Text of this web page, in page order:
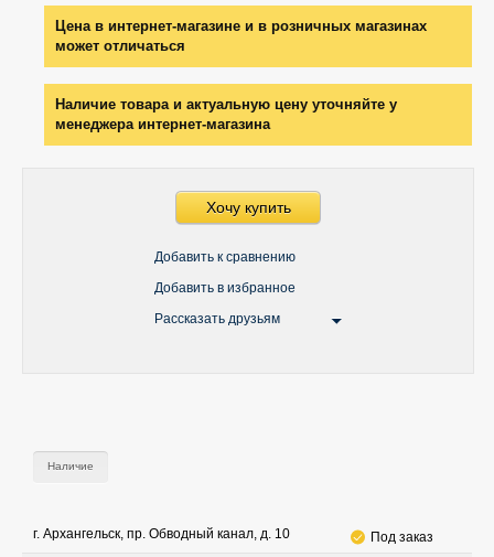
Цена в интернет-магазине и в розничных магазинах
может отличаться
Наличие товара и актуальную цену уточняйте у
менеджера интернет-магазина
Хочу купить
Добавить к сравнению
Добавить в избранное
Рассказать друзьям
Наличие
г. Архангельск, пр. Обводный канал, д. 10
Под заказ